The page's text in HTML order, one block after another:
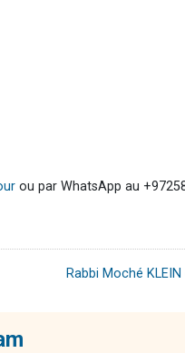
ou par WhatsApp au
Rabbi Moché KLEIN